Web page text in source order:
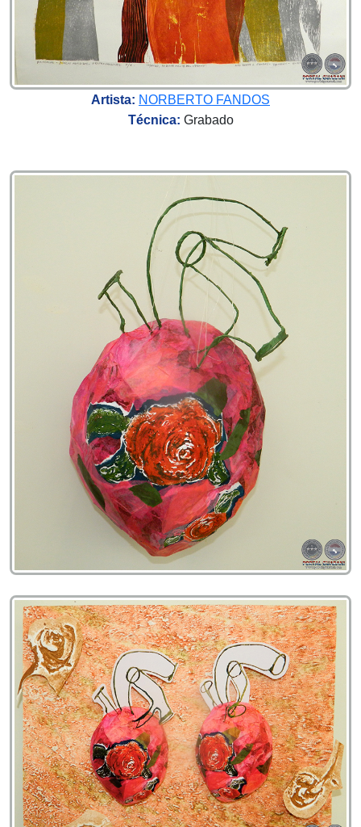
Artista: NORBERTO FANDOS
Técnica: Grabado